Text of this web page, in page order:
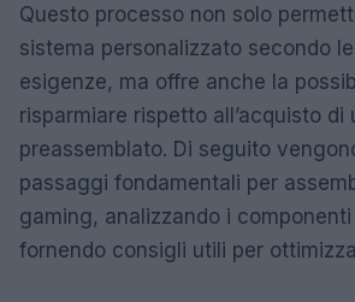
Questo processo non solo
sistema personalizzato secondo
esigenze, ma offre anche la
risparmiare rispetto all’acquisto di
preassemblato. Di seguito
passaggi fondamentali per
gaming, analizzando i
fornendo consigli utili per